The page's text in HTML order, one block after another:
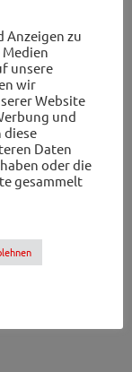
Anzeigen zu
unsere
wir
Website
und
diese
Daten
oder die
gesammelt